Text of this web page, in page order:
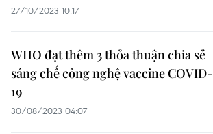
27/10/2023 10:17
WHO đạt thêm 3 thỏa thuận chia sẻ
sáng chế công nghệ vaccine COVID-
19
30/08/2023 04:07